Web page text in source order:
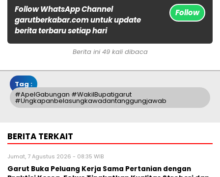
Follow WhatsApp Channel
garutberkabar.com untuk update
berita terbaru setiap hari
Follow
Berita ini 49 kali dibaca
Tag :
#apelGabungan #WakilBupatigarut
#ungkapanbelasungkawadantanggungjawab
BERITA TERKAIT
Jumat, 7 Agustus 2026 - 08:35 WIB
Garut Buka Peluang Kerja Sama Pertanian dengan